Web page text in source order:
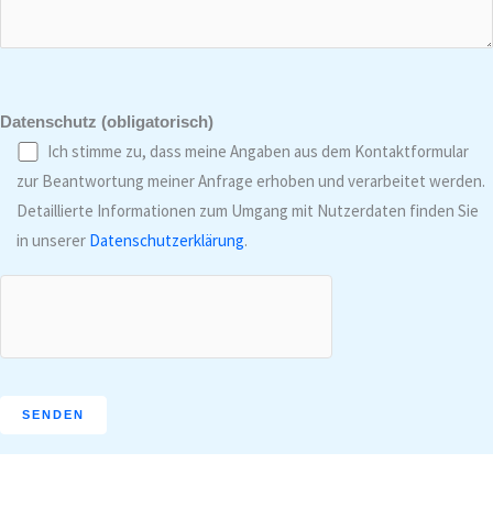
Datenschutz (obligatorisch)
Ich stimme zu, dass meine Angaben aus dem Kontaktformular
zur Beantwortung meiner Anfrage erhoben und verarbeitet werden.
Detaillierte Informationen zum Umgang mit Nutzerdaten finden Sie
in unserer Datenschutzerklärung.